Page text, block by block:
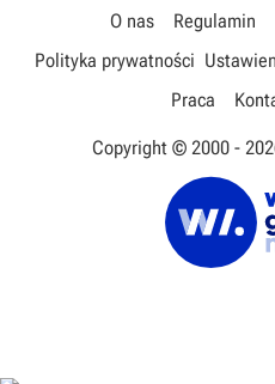
O nas Regulamin
Polityka prywatności
Praca
Copyright © 2000 -